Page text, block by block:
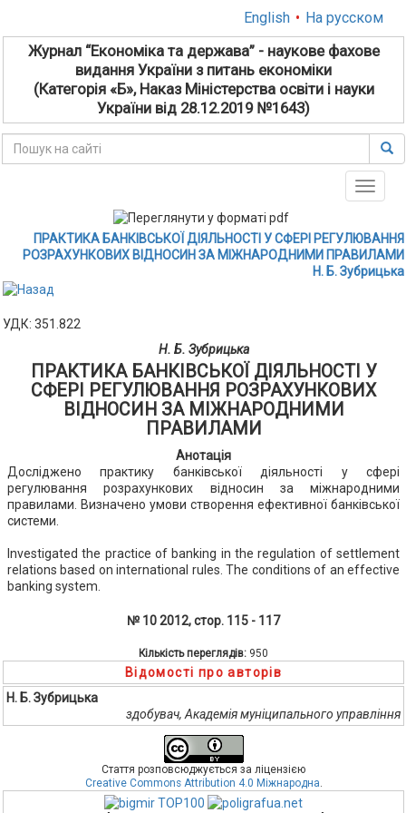
English • На русском
Журнал “Економіка та держава” - наукове фахове
видання України з питань економіки
(Категорія «Б», Наказ Міністерства освіти і науки
України від 28.12.2019 №1643)
Toggle
ПРАКТИКА БАНКІВСЬКОЇ ДІЯЛЬНОСТІ У СФЕРІ РЕГУЛЮВАННЯ
РОЗРАХУНКОВИХ ВІДНОСИН ЗА МІЖНАРОДНИМИ ПРАВИЛАМИ
Н. Б. Зубрицька
УДК: 351.822
Н. Б. Зубрицька
ПРАКТИКА БАНКІВСЬКОЇ ДІЯЛЬНОСТІ У
СФЕРІ РЕГУЛЮВАННЯ РОЗРАХУНКОВИХ
ВІДНОСИН ЗА МІЖНАРОДНИМИ
ПРАВИЛАМИ
Анотація
Досліджено практику банківської діяльності у сфері
регулювання розрахункових відносин за міжнародними
правилами. Визначено умови створення ефективної банківської
системи.
Investigated the practice of banking in the regulation of settlement
relations based on international rules. The conditions of an effective
banking system.
№ 10 2012, стор. 115 - 117
Кількість переглядів: 950
Відомості про авторів
Н. Б. Зубрицька
здобувач, Академія муніципального управління
Стаття розповсюджується за ліцензією
Creative Commons Attribution 4.0 Міжнародна